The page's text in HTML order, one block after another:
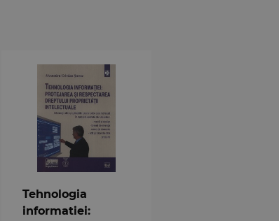
Tehnologia
informatiei: